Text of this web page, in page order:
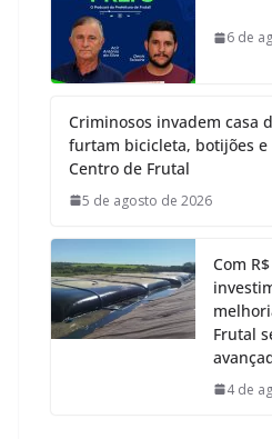
6 de
Criminosos invadem casa
furtam bicicleta, botijões
Centro de Frutal
5 de agosto de 2026
Com
Frutal
4 de